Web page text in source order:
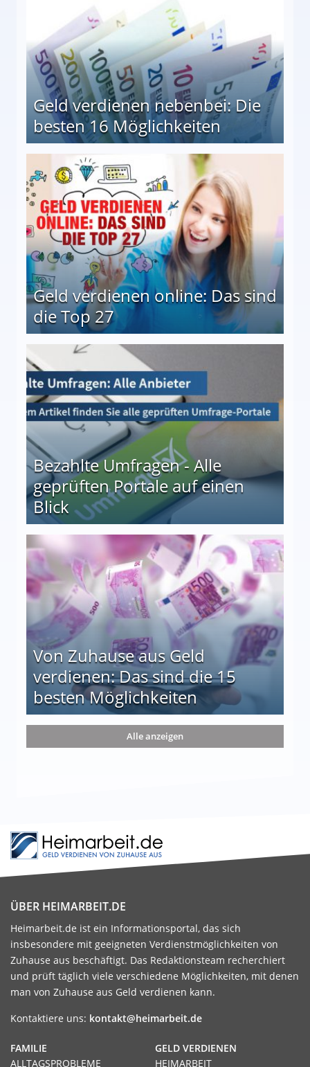
Geld verdienen nebenbei: Die
besten 16 Möglichkeiten
Geld verdienen online: Das sind
die Top 27
Bezahlte Umfragen - Alle
geprüften Portale auf einen
Blick
auf einen Blick
Von Zuhause aus Geld
verdienen: Das sind die 15
besten Möglichkeiten
die 15 besten Möglichkeiten
Alle anzeigen
ÜBER HEIMARBEIT.DE
Heimarbeit.de ist ein Informationsportal, das sich
insbesondere mit geeigneten Verdienstmöglichkeiten von
Zuhause aus beschäftigt. Das Redaktionsteam recherchiert
und prüft täglich viele verschiedene Möglichkeiten, mit denen
man von Zuhause aus Geld verdienen kann.
Kontaktiere uns: kontakt@heimarbeit.de
GELD VERDIENEN
HEIMARBEIT
FAMILIE
ALLTAGSPROBLEME